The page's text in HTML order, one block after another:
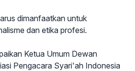
dimanfaatkan untuk
dan etika profesi.
Ketua Umum Dewan
Pengacara Syari'ah Indonesia